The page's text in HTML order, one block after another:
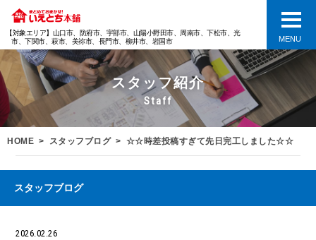
【対象エリア】山口市、防府市、宇部市、山陽小野田市、周南市、下松市、光
市、下関市、萩市、美祢市、長門市、柳井市、岩国市
MENU
スタッフ紹介
Staff
HOME スタッフブログ ☆☆時差投稿すぎて先日完工しました☆☆
スタッフブログ
2026.02.26